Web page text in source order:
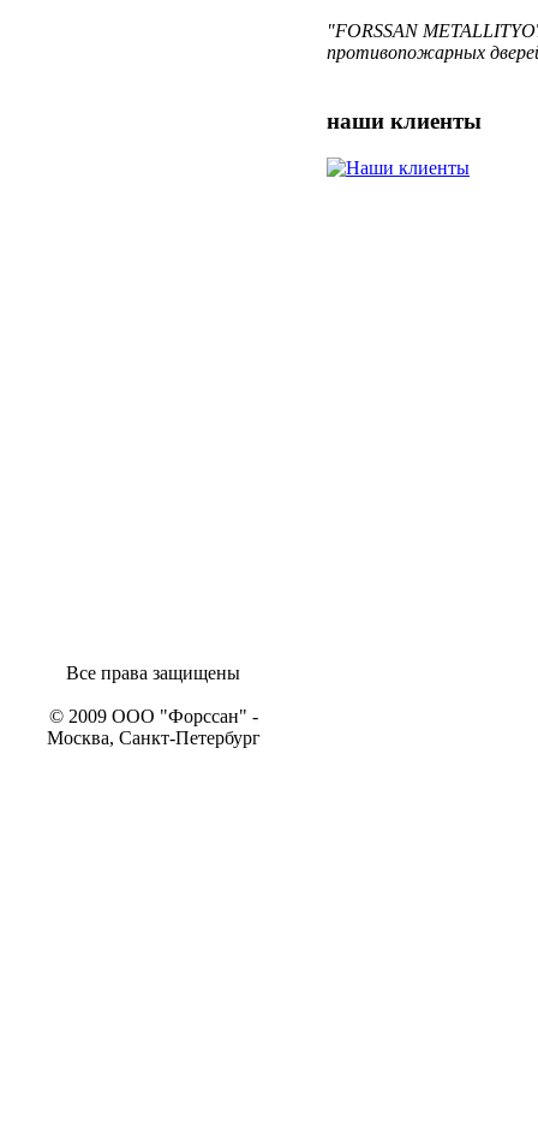
"FORSSAN
противопожарных
наши клиенты
Все права защищены
© 2009 ООО "Форссан" -
Москва, Санкт-Петербург